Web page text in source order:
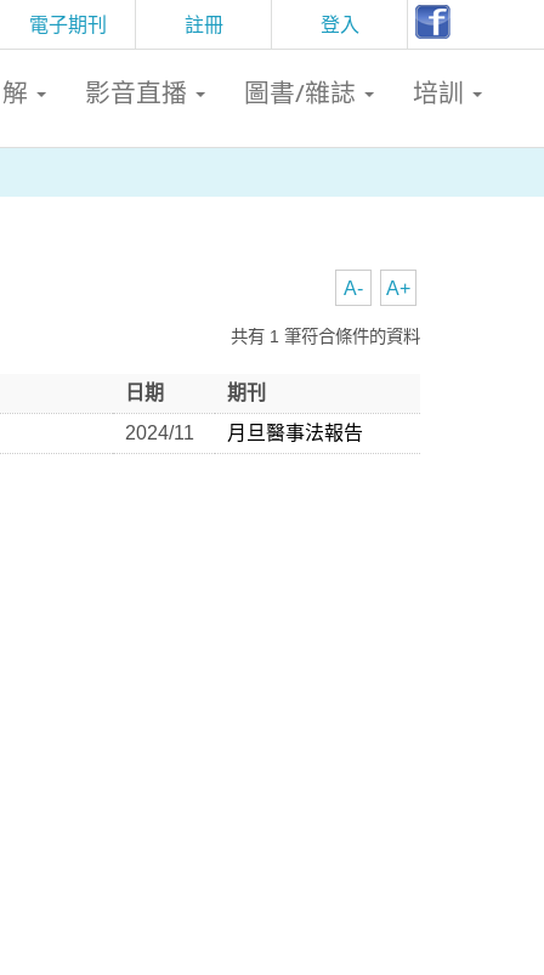
註冊 登入
電子期刊
影音直播 圖書/雜誌 培訓
A+
A-
共有 1 筆符合條件的資料
日期
期刊
2024/11
月旦醫事法報告